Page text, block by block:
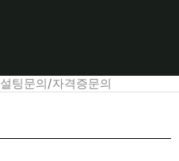
팅문의/자격증문의